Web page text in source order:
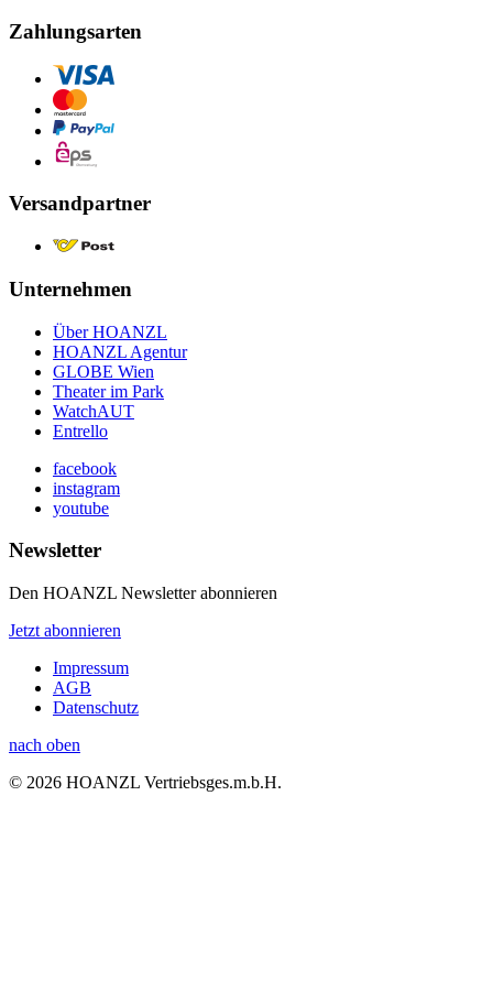
Zahlungsarten
Versandpartner
Unternehmen
Über HOANZL
HOANZL Agentur
GLOBE Wien
Theater im Park
WatchAUT
Entrello
facebook
instagram
youtube
Newsletter
Den HOANZL Newsletter abonnieren
Jetzt abonnieren
Impressum
AGB
Datenschutz
nach oben
© 2026 HOANZL Vertriebsges.m.b.H.